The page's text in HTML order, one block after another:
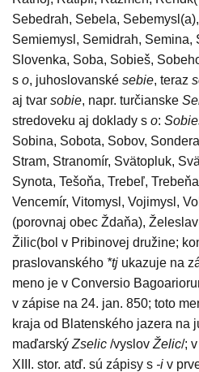
Sebedrah, Sebela,
Semiemysl, Semidrah, Semina,
Slovenka, Soba, Sobieš,
s o, juhoslovanské sebie, teraz
aj tvar sobie, napr. turčianske
stredoveku aj doklady s o:
Sobina, Sobota, Sobov,
Stram, Stranomír, Svätopluk,
Synota, Tešoňa, Trebeľ,
Vencemír, Vitomysl, Vojimysl,
(porovnaj obec Ždaňa),
Žilic(bol v Pribinovej družine;
praslovanského *tj ukazuje na
meno je v Conversio
v zápise na 24. jan. 850; toto
kraja od Blatenského jazera na
maďarskýZselic /vyslovŽelic/;
XIII. stor. atď. sú zápisy s -i v